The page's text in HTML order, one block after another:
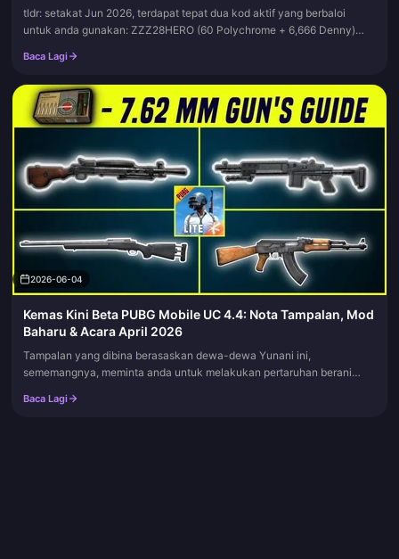
tldr: setakat Jun 2026, terdapat tepat dua kod aktif yang berbaloi
untuk anda gunakan: ZZZ28HERO (60 Polychrome + 6,666 Denny)
Kedua-d...
Baca Lagi
2026-06-04
Kemas Kini Beta PUBG Mobile UC 4.4: Nota Tampalan, Mod
Baharu & Acara April 2026
Tampalan yang dibina berasaskan dewa-dewa Yunani ini,
sememangnya, meminta anda untuk melakukan pertaruhan berani
anda simpan ke dalam A19...
Baca Lagi